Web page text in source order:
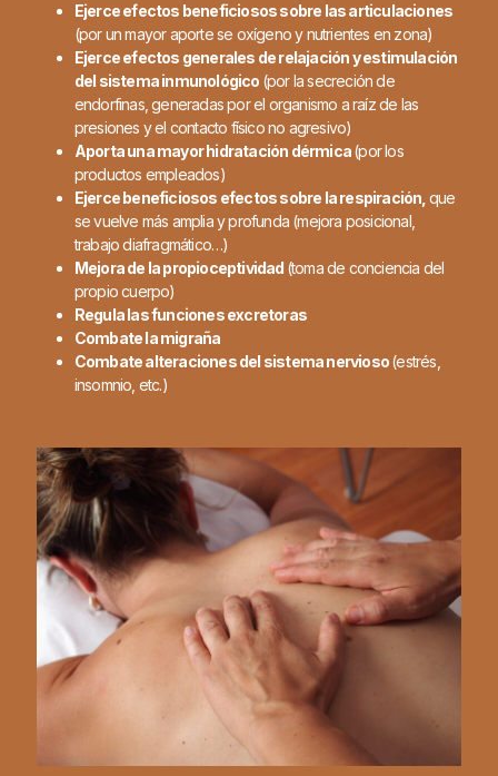
Ejerce efectos beneficiosos sobre las articulaciones
(por un mayor aporte se oxígeno y nutrientes en zona)
Ejerce efectos generales de relajación y estimulación
del sistema inmunológico (por la secreción de
endorfinas, generadas por el organismo a raíz de las
presiones y el contacto físico no agresivo)
Aporta una mayor hidratación dérmica(por los
productos empleados)
Ejerce beneficiosos efectos sobre la respiración, que
se vuelve más amplia y profunda (mejora posicional,
trabajo diafragmático…)
Mejora de la propioceptividad (toma de conciencia del
propio cuerpo)
Regula las funciones excretoras
Combate la migraña
Combate alteraciones del sistema nervioso(estrés,
insomnio, etc.)